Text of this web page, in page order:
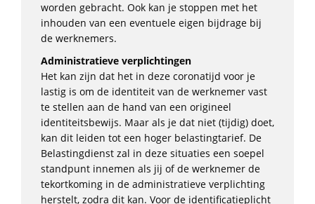
worden gebracht. Ook kan je stoppen met het
inhouden van een eventuele eigen bijdrage bij
de werknemers.
Administratieve verplichtingen
Het kan zijn dat het in deze coronatijd voor je
lastig is om de identiteit van de werknemer vast
te stellen aan de hand van een origineel
identiteitsbewijs. Maar als je dat niet (tijdig) doet,
kan dit leiden tot een hoger belastingtarief. De
Belastingdienst zal in deze situaties een soepel
standpunt innemen als jij of de werknemer de
tekortkoming in de administratieve verplichting
herstelt, zodra dit kan. Voor de identificatieplicht